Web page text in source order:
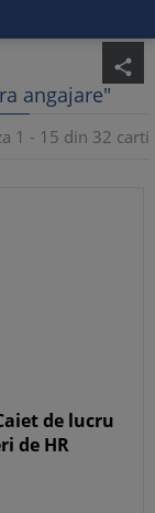
share
angajare"
1 - 15 din 32 carti
de lucru
de HR